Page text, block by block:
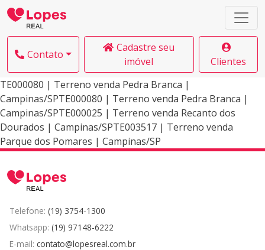
Contato
Cadastre seu
imóvel
Clientes
TE000080 | Terreno venda Pedra Branca |
Campinas/SPTE000080 | Terreno venda Pedra Branca |
Campinas/SPTE000025 | Terreno venda Recanto dos
Dourados | Campinas/SPTE003517 | Terreno venda
Parque dos Pomares | Campinas/SP
Telefone: (19) 3754-1300
Whatsapp: (19) 97148-6222
E-mail: contato@lopesreal.com.br